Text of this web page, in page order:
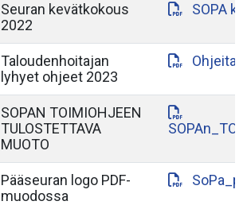
Seuran kevätkokous
2022
SOPA
Taloudenhoitajan
lyhyet ohjeet 2023
SOPAN TOIMIOHJEEN
TULOSTETTAVA
MUOTO
Pääseuran logo PDF-
muodossa